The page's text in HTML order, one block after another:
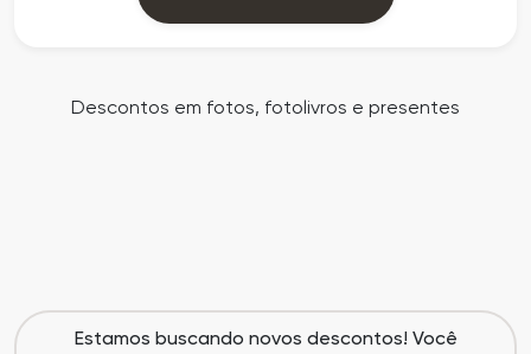
Todos
Descontos em fotos, fotolivros e presentes
Estamos buscando novos descontos! Você